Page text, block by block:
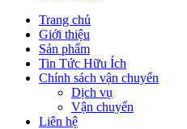
Trang chủ
Giới thiệu
Sản phẩm
Tin Tức Hữu Ích
Chính sách vận chuyển
Dịch vụ
Vận chuyển
Liên hệ